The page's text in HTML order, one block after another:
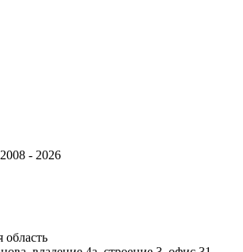
- 2026
область